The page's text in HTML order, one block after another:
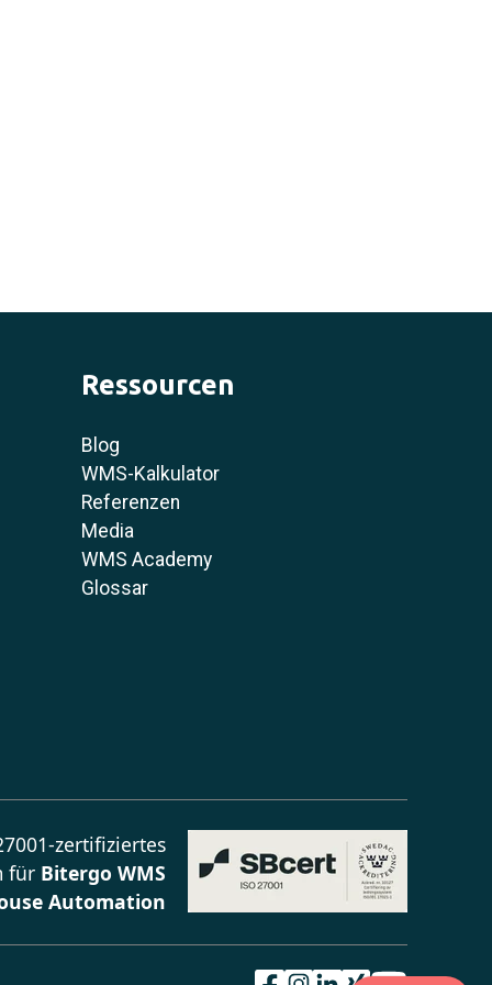
Ressourcen
Blog
WMS-Kalkulator
Referenzen
Media
WMS Academy
Glossar
zertifiziertes
für Bitergo WMS
Automation